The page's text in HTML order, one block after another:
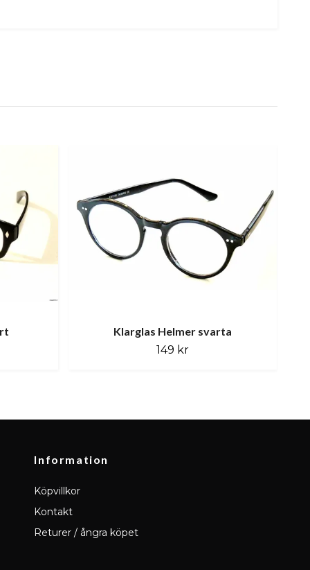
Klarglas Helmer svarta
149 kr
Information
Köpvillkor
Kontakt
Returer / ångra köpet